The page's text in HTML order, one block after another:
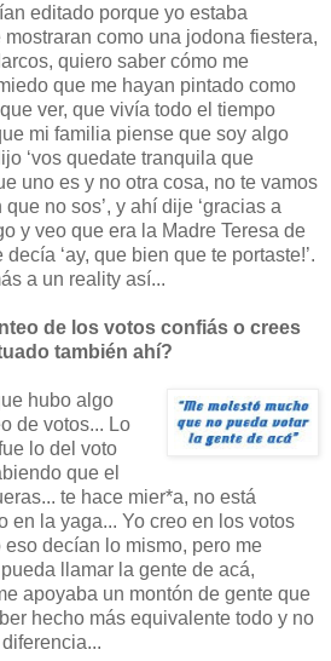
editado porque yo estaba
como una jodona fiestera,
quiero saber cómo me
que me hayan pintado como
ver, que vivía todo el tiempo
mi familia piense que soy algo
‘vos quedate tranquila que
uno es y no otra cosa, no te vamos
no sos’, y ahí dije ‘gracias a
y veo que era la Madre Teresa de
‘ay, que bien que te portaste!’.
a un reality así...
de los votos confiás o crees
también ahí?
hubo algo
de votos... Lo
lo del voto
que el
te hace mier*a, no está
en la yaga... Yo creo en los votos
decían lo mismo, pero me
llamar la gente de acá,
apoyaba un montón de gente que
hecho más equivalente todo y no